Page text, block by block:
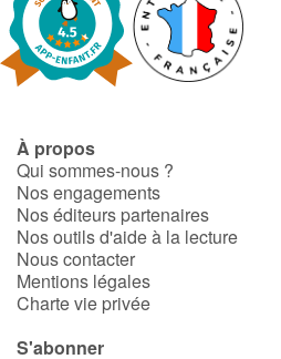
À propos
Qui sommes-nous ?
Nos engagements
Nos éditeurs partenaires
Nos outils d'aide à la lecture
Nous contacter
Mentions légales
Charte vie privée
S'abonner